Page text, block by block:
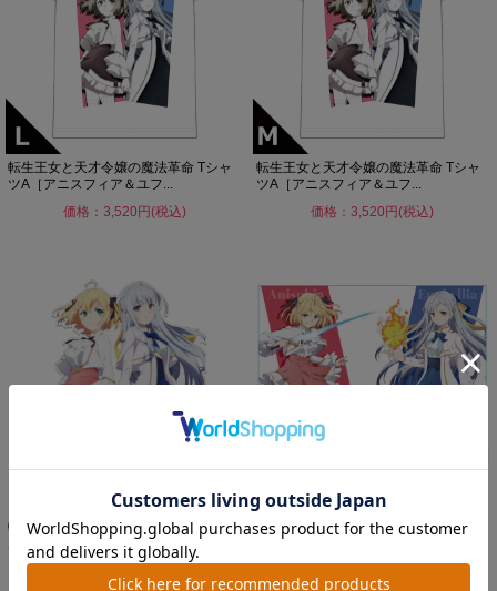
転生王女と天才令嬢の魔法革命 Tシャ
ツA［アニスフィア＆ユフ...
価格：3,520円(税込)
転生王女と天才令嬢の魔法革命 Tシャ
ツA［アニスフィア＆ユフ...
価格：3,520円(税込)
転生王女と天才令嬢の魔法革命 アクリ
ルキャラスタンドA［アニ...
転生王女と天才令嬢の魔法革命 マグカ
ップ